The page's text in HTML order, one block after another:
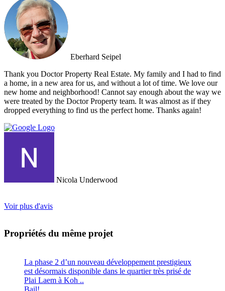
Eberhard Seipel
Thank you Doctor Property Real Estate. My family and I had to find
a home, in a new area for us, and without a lot of time. We love our
new home and neighborhood! Cannot say enough about the way we
were treated by the Doctor Property team. It was almost as if they
dropped everything to find us the perfect home. Thanks again!
Nicola Underwood
Voir plus d'avis
Propriétés du même projet
La phase 2 d’un nouveau développement prestigieux
est désormais disponible dans le quartier très prisé de
Plai Laem à Koh ..
Bail!